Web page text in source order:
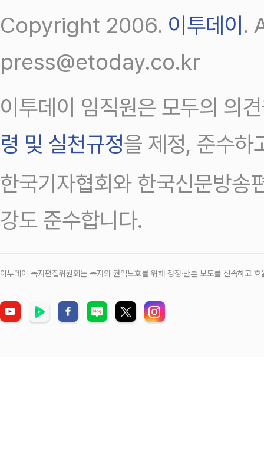
Copyright 2006. 이투데이 .
press@etoday.co.kr
이투데이 임직원은 모두의 의
령 및 실천규정을 제정, 준수하
한국기자협회와 한국신문방송
강도 준수합니다.
이투데이 독자편집위원회는 독자의 권익보호를 위해 정정‧반론 보도를 신속하고